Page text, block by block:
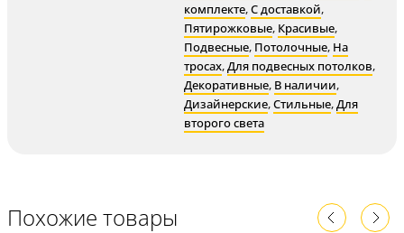
комплекте,С доставкой,
Пятирожковые, Красивые,
Подвесные, Потолочные, На
тросах,Для подвесных потолков,
Декоративные, В наличии,
Дизайнерские,Стильные,Для
второго света
Похожие товары